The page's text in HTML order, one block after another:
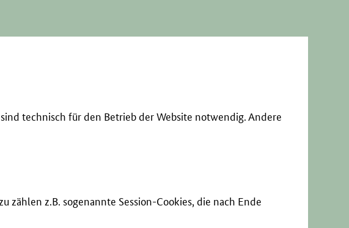
technisch für den Betrieb der Website notwendig. Andere
z.B. sogenannte Session-Cookies, die nach Ende